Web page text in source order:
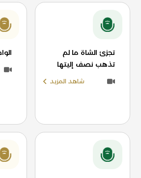
تجزئ الشاة ما لم
تذهب نصف إليتها
شاهد المزيد